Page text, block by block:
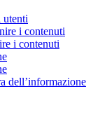
utenti
i contenuti
i contenuti
dell’informazione